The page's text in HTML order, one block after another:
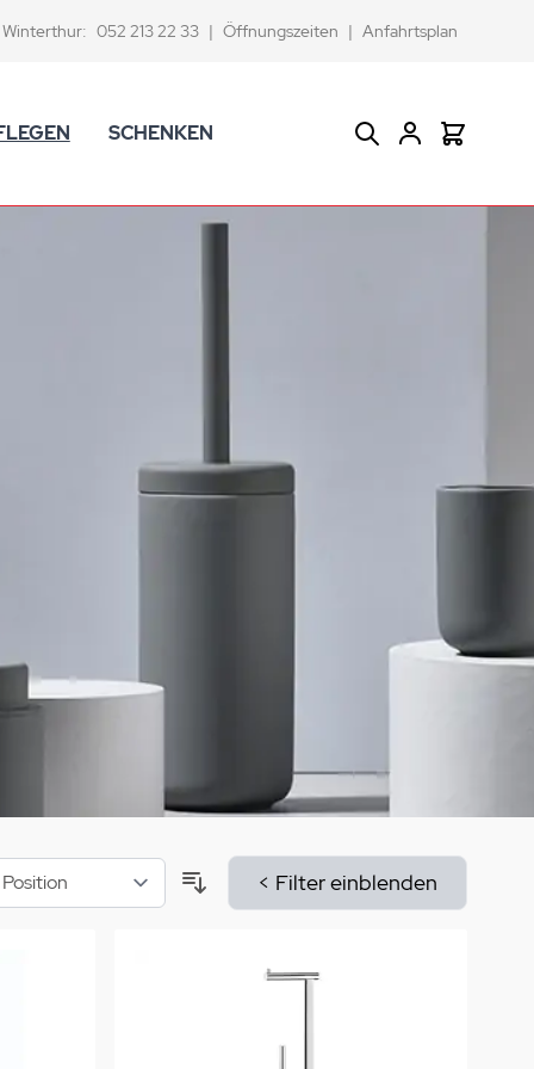
Winterthur: 052 213 22 33 | Öffnungszeiten | Anfahrtsplan
-sprudler
und Ersatzbürsten
Badezimmer-Artikel
SCHENKEN
Geschenkkörbe
Suche
Sortieren nach
< Filter einblenden